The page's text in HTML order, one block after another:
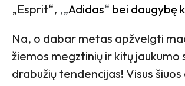
„Esprit“, ,„Adidas“ bei daugybę
Na, o dabar metas apžvelgti
žiemos megztinių ir kitų jaukumo
drabužių tendencijas! Visus šiuos